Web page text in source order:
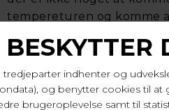
tempereturen og komme
kanten i halsen samt som
ærmer. Med all-over floral
længde der går til midt